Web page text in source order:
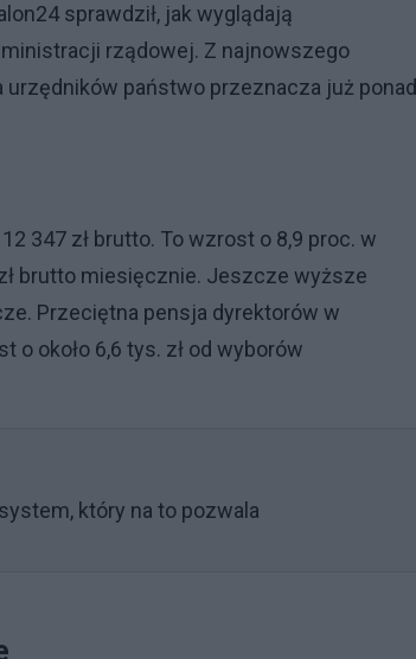
sprawdził, jak wyglądają
rządowej. Z najnowszego
urzędników państwo przeznacza już ponad
347 zł brutto. To wzrost o 8,9 proc. w
brutto miesięcznie. Jeszcze wyższe
Przeciętna pensja dyrektorów w
około 6,6 tys. zł od wyborów
który na to pozwala